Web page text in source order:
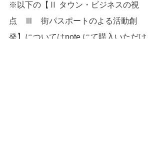
※以下の【Ⅱ タウン・ビジネスの視
点　Ⅲ　街パスポートのよる活動創
発】についてはnote にて購入いただけ